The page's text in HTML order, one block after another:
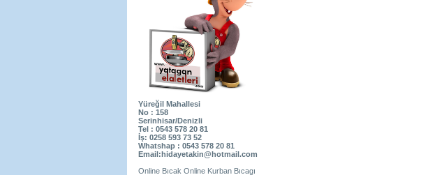
Yüreğil Mahallesi
No : 158
Serinhisar/Denizli
Tel : 0543 578 20 81
İş: 0258 593 73 52
Whatshap : 0543 578 20 81
Email:hidayetakin@hotmail.com
Online Bıcak Online Kurban Bıcagı